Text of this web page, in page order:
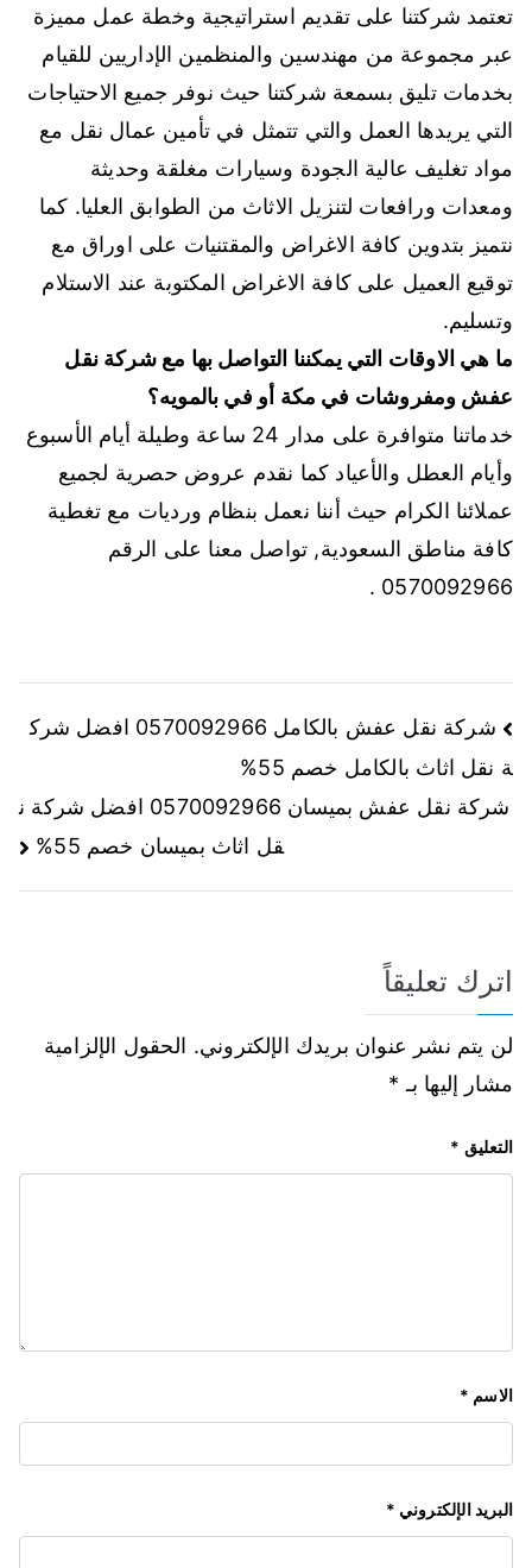
تعتمد شركتنا على تقديم استراتيجية وخطة عمل مميزة
عبر مجموعة من مهندسين والمنظمين الإداريين للقيام
بخدمات تليق بسمعة شركتنا حيث نوفر جميع الاحتياجات
التي يريدها العمل والتي تتمثل في تأمين عمال نقل مع
مواد تغليف عالية الجودة وسيارات مغلقة وحديثة
ومعدات ورافعات لتنزيل الاثاث من الطوابق العليا. كما
نتميز بتدوين كافة الاغراض والمقتنيات على اوراق مع
توقيع العميل على كافة الاغراض المكتوبة عند الاستلام
وتسليم.
ما هي الاوقات التي يمكننا التواصل بها مع شركة نقل
عفش ومفروشات في مكة أو في بالمويه؟
خدماتنا متوافرة على مدار 24 ساعة وطيلة أيام الأسبوع
وأيام العطل والأعياد كما نقدم عروض حصرية لجميع
عملائنا الكرام حيث أننا نعمل بنظام ورديات مع تغطية
كافة مناطق السعودية, تواصل معنا على الرقم
0570092966 .
شركة نقل عفش بالكامل 0570092966 افضل شرك
ة نقل اثاث بالكامل خصم 55%
شركة نقل عفش بميسان 0570092966 افضل شركة ن
قل اثاث بميسان خصم 55%
اترك تعليقاً
لن يتم نشر عنوان بريدك الإلكتروني. الحقول الإلزامية
مشار إليها بـ *
التعليق *
الاسم *
البريد الإلكتروني *